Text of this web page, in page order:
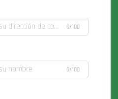
0/100
0/100